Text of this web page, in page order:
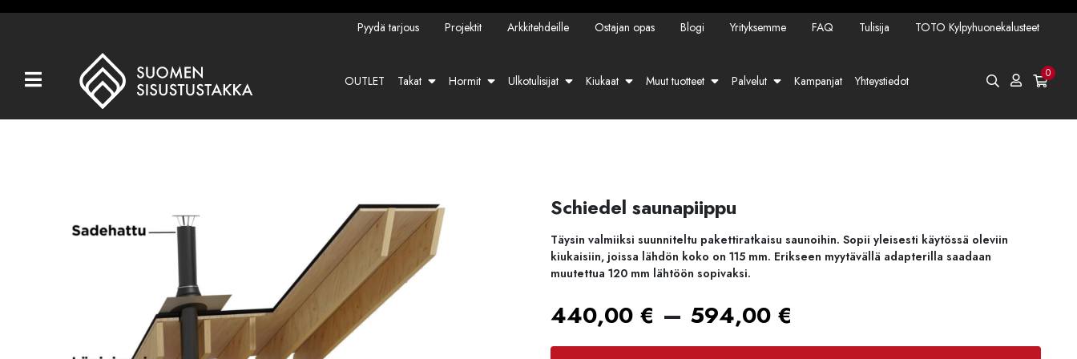
Kaikki tuotteet
Pyydä tarjous Projektit Arkkitehdeille Ostajan opas Blogi Yrityksemme FAQ Tulisija TOTO Kylpyhuonekalusteet
OUTLET Takat Hormit Ulkotulisijat Kiukaat Muut tuotteet Palvelut Kampanjat Yhteystiedot 0
Schiedel saunapiippu
Täysin valmiiksi suunniteltu pakettiratkaisu saunoihin. Sopii yleisesti käytössä oleviin
kiukaisiin, joissa lähdön koko on 115 mm. Erikseen myytävällä adapterilla saadaan
muutettua 120 mm lähtöön sopivaksi.
440,00 € – 594,00 €